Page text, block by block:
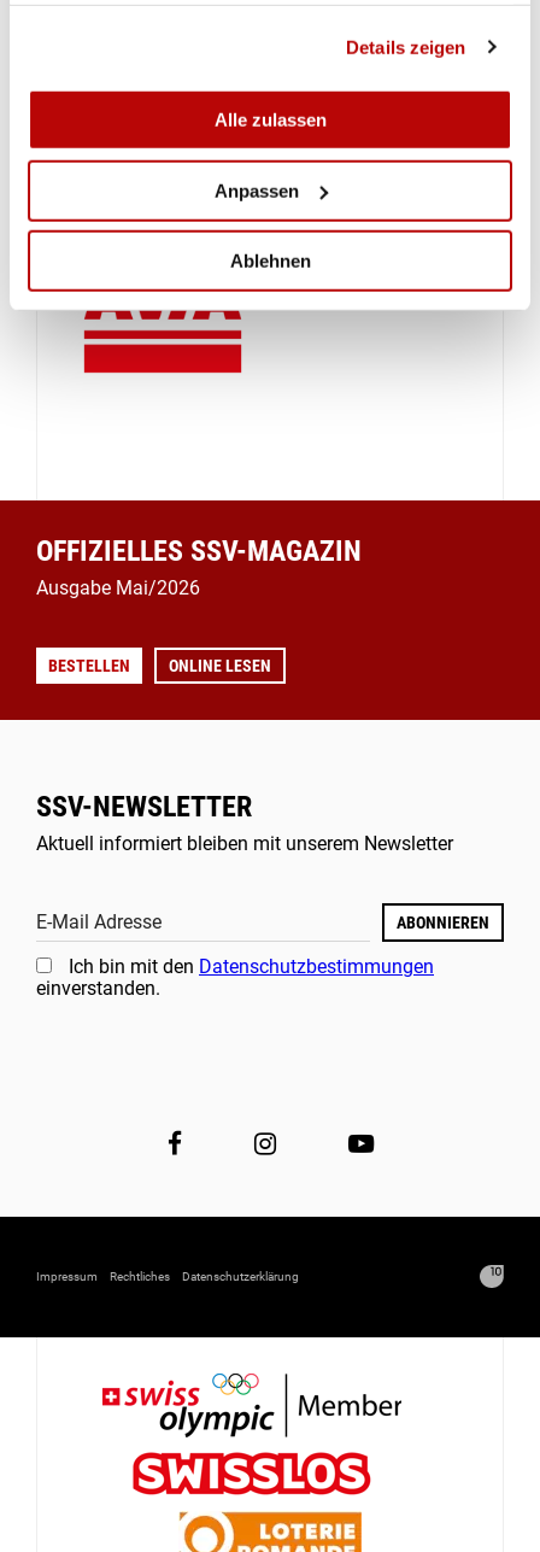
Details zeigen
Alle zulassen
Anpassen
Ablehnen
OFFIZIELLES SSV-MAGAZIN
Ausgabe Mai/2026
BESTELLEN ONLINE LESEN
SSV-NEWSLETTER
Aktuell informiert bleiben mit unserem Newsletter
E-Mail Adresse ABONNIEREN
Ich bin mit den Datenschutzbestimmungen
einverstanden.
Impressum Rechtliches Datenschutzerklärung